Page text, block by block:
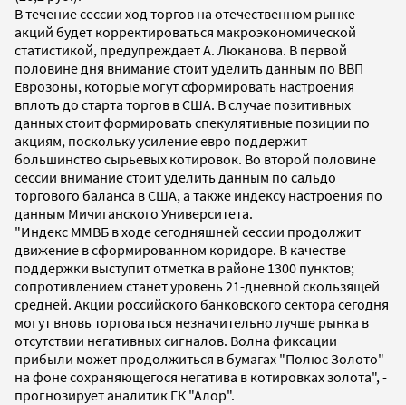
В течение сессии ход торгов на отечественном рынке
акций будет корректироваться макроэкономической
статистикой, предупреждает А. Люканова. В первой
половине дня внимание стоит уделить данным по ВВП
Еврозоны, которые могут сформировать настроения
вплоть до старта торгов в США. В случае позитивных
данных стоит формировать спекулятивные позиции по
акциям, поскольку усиление евро поддержит
большинство сырьевых котировок. Во второй половине
сессии внимание стоит уделить данным по сальдо
торгового баланса в США, а также индексу настроения по
данным Мичиганского Университета.
"Индекс ММВБ в ходе сегодняшней сессии продолжит
движение в сформированном коридоре. В качестве
поддержки выступит отметка в районе 1300 пунктов;
сопротивлением станет уровень 21-дневной скользящей
средней. Акции российского банковского сектора сегодня
могут вновь торговаться незначительно лучше рынка в
отсутствии негативных сигналов. Волна фиксации
прибыли может продолжиться в бумагах "Полюс Золото"
на фоне сохраняющегося негатива в котировках золота", -
прогнозирует аналитик ГК "Алор".